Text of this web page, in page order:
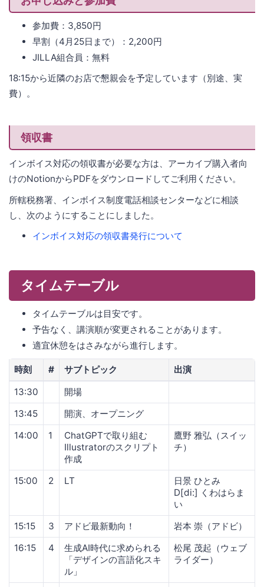
参加費：3,850円
早割（4月25日まで）：2,200円
JILLA組合員：無料
18:15から近隣のお店で懇親会を予定しています（別途、実
費）。
領収書
インボイス対応の領収書が必要な方は、アーカイブ購入者向
けのNotionからPDFをダウンロードしてご利用ください。
所轄税務署、インボイス制度電話相談センターなどに相談
し、次のようにすることにしました。
インボイス対応の領収書発行について
タイムテーブル
タイムテーブルは目安です。
予告なく、講演順が変更されることがあります。
適宜休憩をはさみながら進行します。
時刻 # サブトピック
出演
13:30
開場
13:45
開演、オープニング
14:00
1
ChatGPTで取り組む
Illustratorのスクリプト
作成
鷹野 雅弘（スイッ
チ）
15:00 2 LT
日景 ひとみ
D[di:] くわはらま
い
15:15
3 アドビ最新動向！
岩本 崇（アドビ）
16:15
4
生成AI時代に求められる
「デザインの言語化スキ
ル」
松尾 茂起（ウェブ
ライダー）